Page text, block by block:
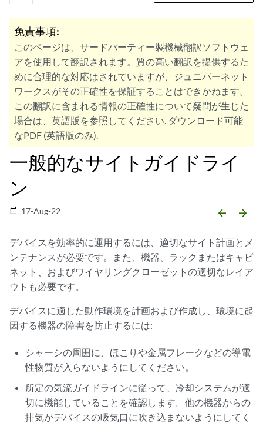
免責事項:
このページは、サードパーティー製機械翻訳ソフトウェ
アを使用して翻訳されます。質の高い翻訳を提供するた
めに合理的な対応はされていますが、ジュニパーネット
ワークスがその正確性を保証することはできかねます。
この翻訳に含まれる情報の正確性について疑問が生じた
場合は、英語版を参照してください. ダウンロード可能
なPDF (英語版のみ).
一般的なサイトガイドライ
ン
date_range 17-Aug-22 arrow_backward arrow_forward
デバイスを効率的に運用するには、適切なサイト計画とメ
ンテナンスが必要です。また、機器、ラックまたはキャビ
ネット、およびワイヤリングクローゼットの適切なレイア
ウトも必要です。
デバイスに適した動作環境を計画および作成し、環境に起
因する機器の障害を防止するには:
シャーシの周囲に、ほこりや金属フレークなどの導電
性物質が入らないようにしてください。
所定の気流ガイドラインに従って、冷却システムが適
切に機能していることを確認します。他の機器からの
排気がデバイスの吸気口に吹き込まないようにしてく